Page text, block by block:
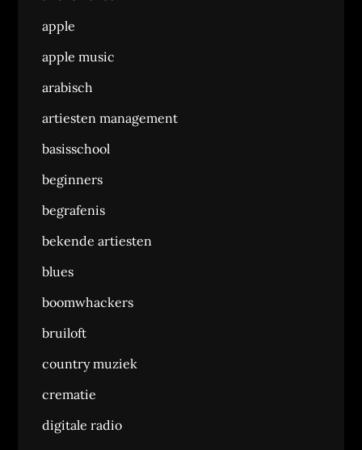
apple
apple music
arabisch
artiesten management
basisschool
beginners
begrafenis
bekende artiesten
blues
boomwhackers
bruiloft
country muziek
crematie
digitale radio